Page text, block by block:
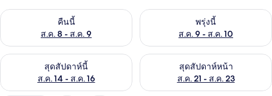
คืนนี้
ส.ค. 8 - ส.ค. 9
ตรวจสอบจำนวนห้องพักว่างในคืนนี้ ส.ค. 8 - ส.ค. 9พรุ่งนี้
ส.ค. 9 - ส.ค. 10
ตรวจสอบจำนวนห้องพักว่างใน
สุดสัปดาห์นี้
ส.ค. 14 - ส.ค. 16
ตรวจสอบจำนวนห้องพักว่างในสุดสัปดาห์นี้ ส.ค. 14 - ส.ค. 16
สุดสัปดาห์หน้า
ส.ค. 21 - ส.ค. 23
ตรวจสอบจำนวนห้องพักว่างใน